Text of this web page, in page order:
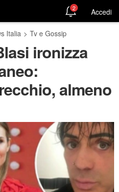
2 Accedi
Italia > Tv e Gossip
ironizza
almeno